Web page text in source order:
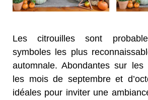
Les citrouilles sont
symboles les plus
automnale. Abondantes sur les
les mois de septembre et
idéales pour inviter une